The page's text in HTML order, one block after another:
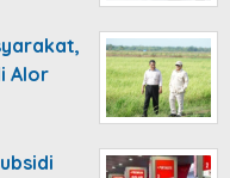
Alor